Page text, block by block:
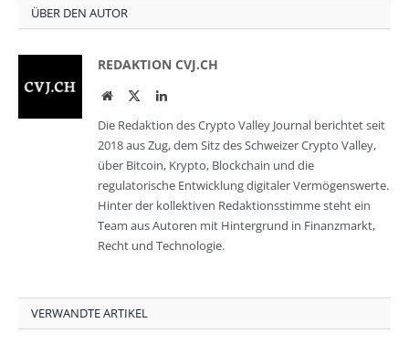
ÜBER DEN AUTOR
REDAKTION CVJ.CH
WebsiteTwitterLinkedIn
Die Redaktion des Crypto Valley Journal berichtet seit
2018 aus Zug, dem Sitz des Schweizer Crypto Valley,
über Bitcoin, Krypto, Blockchain und die
regulatorische Entwicklung digitaler Vermögenswerte.
Hinter der kollektiven Redaktionsstimme steht ein
Team aus Autoren mit Hintergrund in Finanzmarkt,
Recht und Technologie.
VERWANDTE ARTIKEL